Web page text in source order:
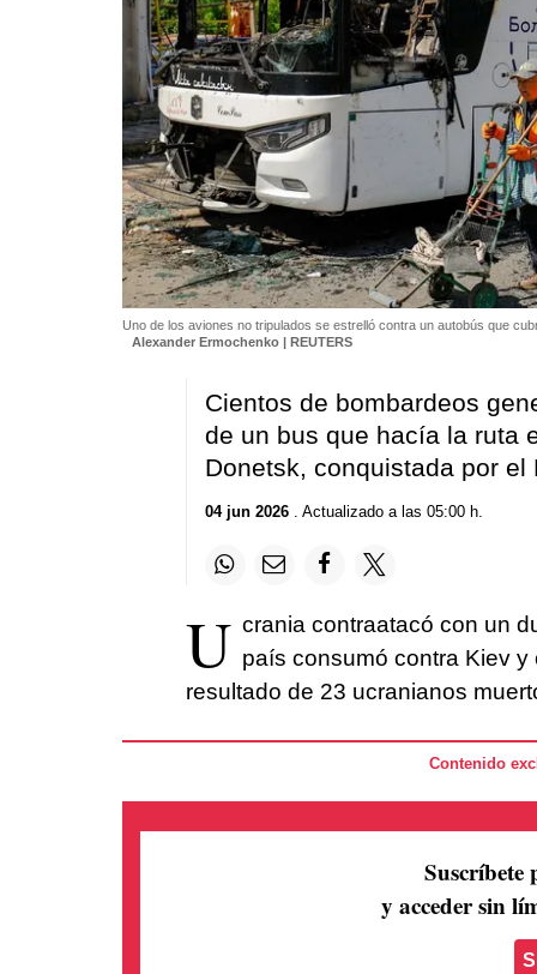
Uno de los aviones no tripulados se estrelló contra un autobús que
Alexander Ermochenko | REUTERS
Cientos de bombardeos
de un bus que hacía la ruta
Donetsk, conquistada por el
04 jun 2026. Actualizado a las 05:00 h.
U crania contraatacó con un
país consumó contra Kiev y
resultado de 23 ucranianos
Contenido
Suscríbete
y acceder sin